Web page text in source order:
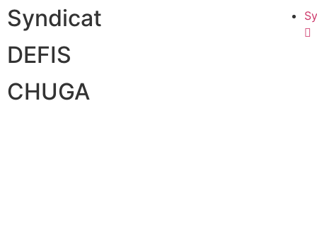
Syndicat
DEFIS
CHUGA